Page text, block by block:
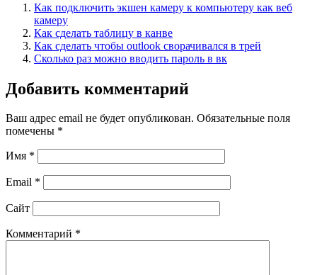
Как подключить экшен камеру к компьютеру как веб
камеру
Как сделать таблицу в канве
Как сделать чтобы outlook сворачивался в трей
Сколько раз можно вводить пароль в вк
Добавить комментарий
Ваш адрес email не будет опубликован. Обязательные поля
помечены *
Имя *
Email *
Сайт
Комментарий *